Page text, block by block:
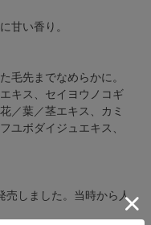
甘い香り。
毛先までなめらかに。
キス、セイヨウノコギ
／葉／茎エキス、カミ
ユボダイジュエキス、
売しました。当時から人